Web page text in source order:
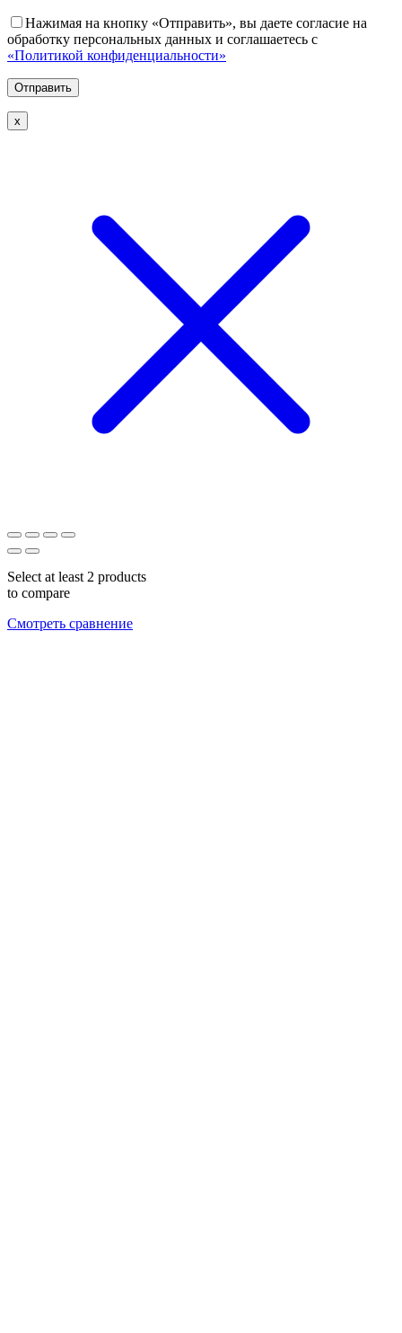
Нажимая на кнопку «Отправить», вы даете согласие на
обработку персональных данных и соглашаетесь с
«Политикой конфиденциальности»
х
Select at least 2 products
to compare
Смотреть сравнение